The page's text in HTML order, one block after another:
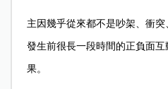
主因幾乎從來都不是吵架、衝
發生前很長一段時間的正負面
果。